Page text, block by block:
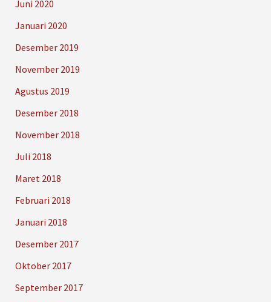
Juni 2020
Januari 2020
Desember 2019
November 2019
Agustus 2019
Desember 2018
November 2018
Juli 2018
Maret 2018
Februari 2018
Januari 2018
Desember 2017
Oktober 2017
September 2017